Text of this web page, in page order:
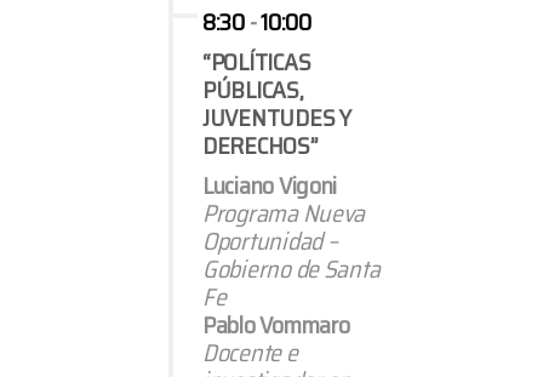
8:30-10:00
“POLÍTICAS
PÚBLICAS,
JUVENTUDES Y
DERECHOS”
Luciano Vigoni
Programa Nueva
Oportunidad –
Gobierno de Santa
Fe
Pablo Vommaro
Docente e